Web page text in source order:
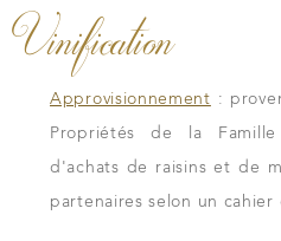
Vinification
Approvisionnement :
Propriétés de la
d'achats de raisins et de
partenaires selon un